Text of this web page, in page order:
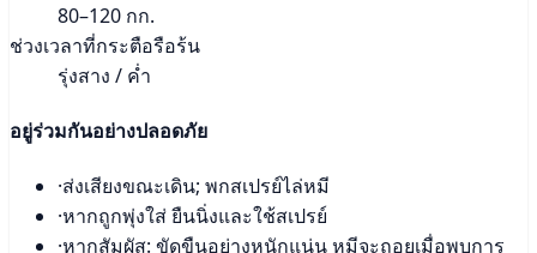
80–120 กก.
ช่วงเวลาที่กระตือรือร้น
รุ่งสาง / ค่ำ
อยู่ร่วมกันอย่างปลอดภัย
·ส่งเสียงขณะเดิน; พกสเปรย์ไล่หมี
·หากถูกพุ่งใส่ ยืนนิ่งและใช้สเปรย์
·หากสัมผัส: ขัดขืนอย่างหนักแน่น หมีจะถอยเมื่อพบการ